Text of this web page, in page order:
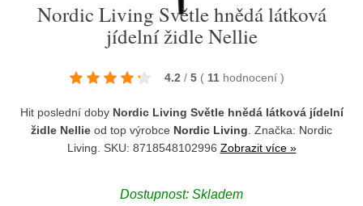
Nordic Living Světle hnědá látková
jídelní židle Nellie
4.2 / 5 ( 11 hodnocení )
Hit poslední doby Nordic Living Světle hnědá látková jídelní
židle Nellie od top výrobce Nordic Living . Značka: Nordic
Living . SKU: 8718548102996 Zobrazit více »
Dostupnost: Skladem